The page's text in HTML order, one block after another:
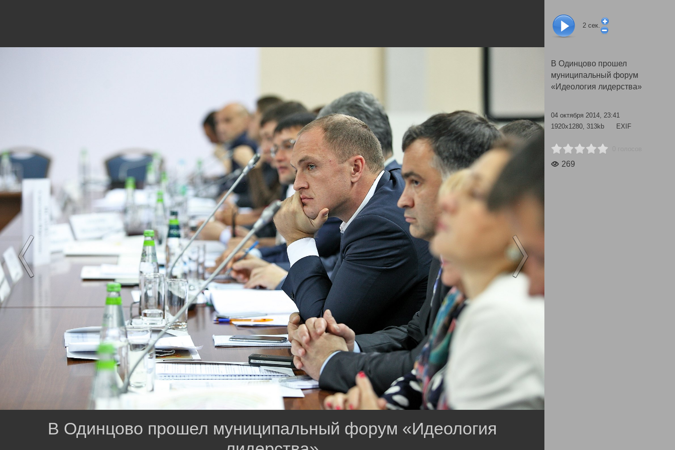
2 сек.
В Одинцово прошел
муниципальный форум
«Идеология лидерства»
04 октября 2014, 23:41
1920x1280, 313kb
EXIF
269
В Одинцово прошел муниципальный форум «Идеология